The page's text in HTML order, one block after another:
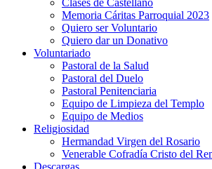
Clases de Castellano
Memoria Cáritas Parroquial 2023
Quiero ser Voluntario
Quiero dar un Donativo
Voluntariado
Pastoral de la Salud
Pastoral del Duelo
Pastoral Penitenciaria
Equipo de Limpieza del Templo
Equipo de Medios
Religiosidad
Hermandad Virgen del Rosario
Venerable Cofradía Cristo del
Descargas